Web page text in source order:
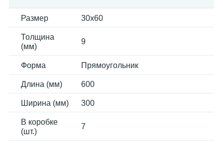
Размер 30x60
Толщина
(мм)
9
Форма Прямоугольник
Длина (мм) 600
Ширина (мм) 300
В коробке
(шт.)
7